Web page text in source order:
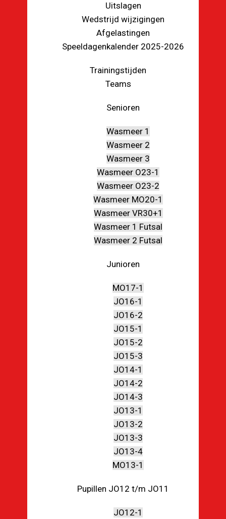
Uitslagen
Wedstrijd wijzigingen
Afgelastingen
Speeldagenkalender 2025-2026
Trainingstijden
Teams
Senioren
Wasmeer 1
Wasmeer 2
Wasmeer 3
Wasmeer O23-1
Wasmeer O23-2
Wasmeer MO20-1
Wasmeer VR30+1
Wasmeer 1 Futsal
Wasmeer 2 Futsal
Junioren
MO17-1
JO16-1
JO16-2
JO15-1
JO15-2
JO15-3
JO14-1
JO14-2
JO14-3
JO13-1
JO13-2
JO13-3
JO13-4
MO13-1
Pupillen JO12 t/m JO11
JO12-1